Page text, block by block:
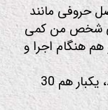
حروفی مانند
شخص من کمی
هنگام اجرا و
– من هم موافقم که مدت زمان زیاد بود، یکبار هم 30